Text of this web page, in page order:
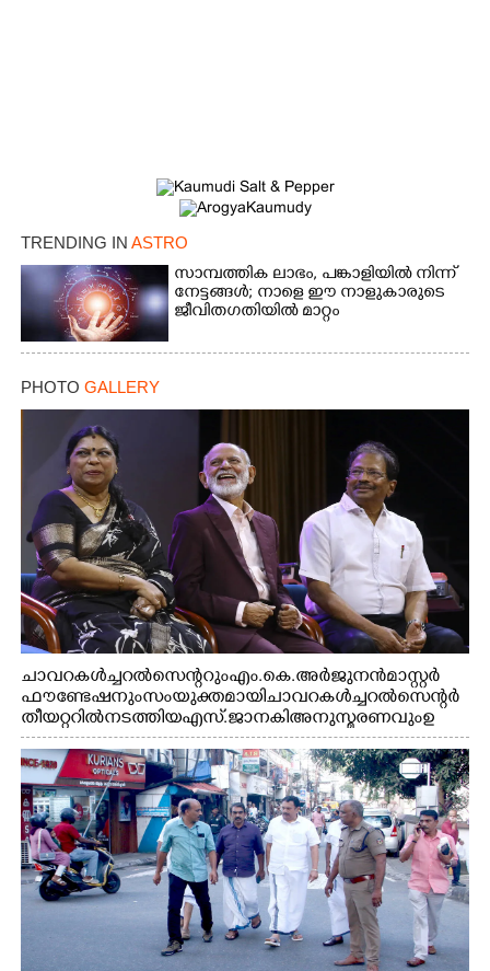
TRENDING IN ASTRO
സാമ്പത്തിക ലാഭം, പങ്കാളിയിൽ നിന്ന്
നേട്ടങ്ങൾ; നാളെ ഈ നാളുകാരുടെ
ജീവിതഗതിയിൽ മാറ്റം
PHOTO GALLERY
ചാവറ കൾച്ചറൽ സെന്ററും എം.കെ. അർജുനൻ മാസ്റ്റർ
ഫൗണ്ടേഷനും സംയുക്തമായി ചാവറ കൾച്ചറൽ സെന്റർ
തീയറ്ററിൽ നടത്തിയ എസ്. ജാനകി അനുസ്മരണവും ഉ
ദ്ഘാടനം ചെയ്യാനെത്തിയ സംഗീത സംവിധായകൻ ജെറി
അമൽദേവ്, ഗായിക ജെൻസി, എം.കെ. അർജുനൻ
ഫൗണ്ടേഷൻ ചെയർമാൻ ഡോ. രാധാകൃഷ്ണൻ എന്നിവർ